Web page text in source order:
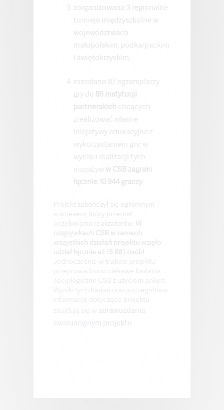
zorganizowano 3 regionalne
turnieje międzyszkolne w
województwach
małopolskim, podkarpackim
i świętokrzyskim;
rozesłano 87 egzemplarzy
gry do 85 instytucji
partnerskich chcących
zrealizować własne
inicjatywy edukacyjne z
wykorzystaniem gry; w
wyniku realizacji tych
inicjatyww CSB zagrało
łącznie 10 944 graczy
Projekt zakończył się ogromnym
sprawozdaniu
ewaluacyjnym projektu